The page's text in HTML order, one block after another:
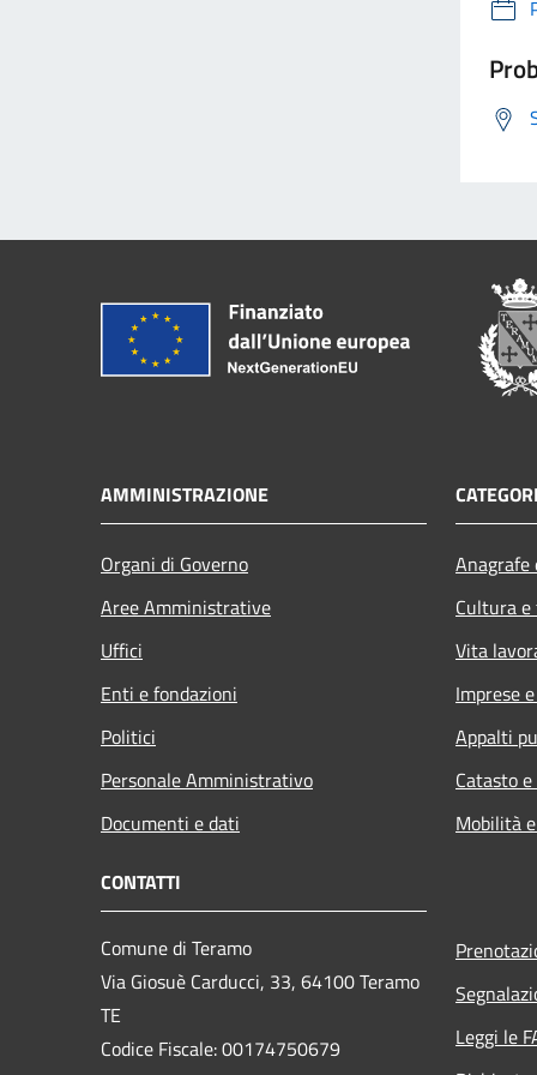
AMMINISTRAZIONE
Organi di Governo
Aree Amministrative
Uffici
Enti e fondazioni
Politici
Personale Amministrativo
Documenti e dati
Cultura
Vita
Imprese
Appalti
Catasto
Mobilità
CONTATTI
Comune di Teramo
Via Giosuè Carducci, 33, 64100 Teramo
TE
Codice Fiscale: 00174750679
Leggi le